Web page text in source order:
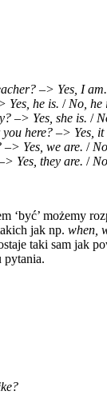
–> Yes, I am.
Yes, he is. / No, he
–> Yes, she is. /
here? –> Yes, it
–> Yes, we are. /
Yes, they are. /
‘być’ możemy
jak np. when,
taki sam jak
pytania.